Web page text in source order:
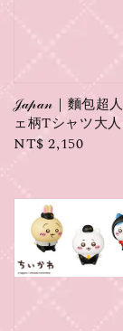
𝒥𝒶𝓅𝒶𝓃｜麵包超
ェ柄Tシャツ大
Regular
NT$ 2,150